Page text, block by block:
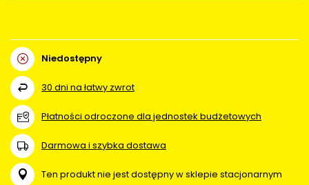
Niedostępny
30 dni na łatwy zwrot
Płatności odroczone dla jednostek budżetowych
Darmowa i szybka dostawa
Ten produkt nie jest dostępny w sklepie stacjonarnym